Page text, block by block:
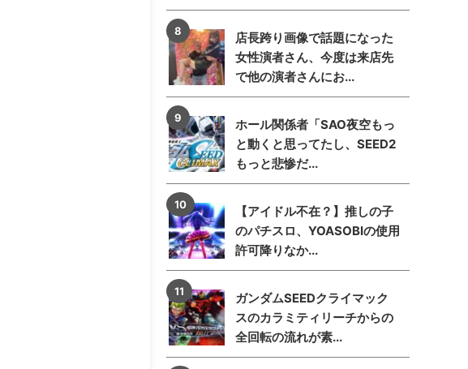
店長跨り画像で話題になった
女性演者さん、今度は来店先
で他の演者さんにお...
ホール関係者「SAO夜空もっ
と動くと思ってたし、SEED2
もっと悲惨だ...
【アイドル不在？】推しの子
のパチスロ、YOASOBIの使用
許可降りなか...
ガンダムSEEDクライマック
スのカラミティリーチからの
全回転の流れが素...